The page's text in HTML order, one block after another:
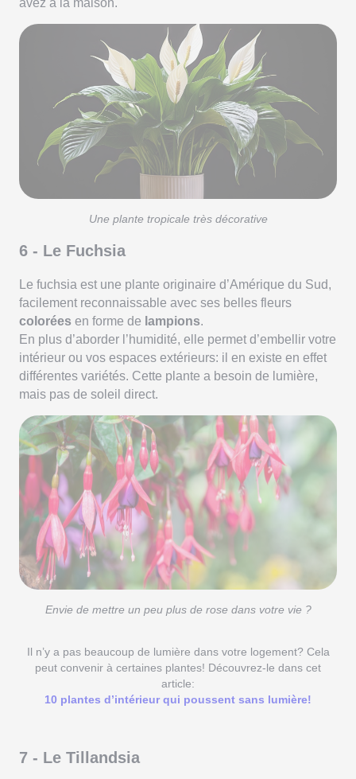
avez à la maison.
Une plante tropicale très décorative
6 - Le Fuchsia
Le fuchsia est une plante originaire d’Amérique du Sud,
facilement reconnaissable avec ses belles fleurs
colorées en forme de lampions.
En plus d’aborder l’humidité, elle permet d’embellir votre
intérieur ou vos espaces extérieurs: il en existe en effet
différentes variétés. Cette plante a besoin de lumière,
mais pas de soleil direct.
Envie de mettre un peu plus de rose dans votre vie ?
Il n’y a pas beaucoup de lumière dans votre logement? Cela
peut convenir à certaines plantes! Découvrez-le dans cet
article:
10 plantes d’intérieur qui poussent sans lumière!
7 - Le Tillandsia